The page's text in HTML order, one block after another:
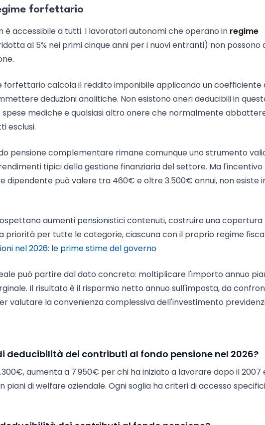
forfettario
è accessibile a tutti. I lavoratori autonomi che operano in regime
al 5% nei primi cinque anni per i nuovi entranti) non possono
forfettario calcola il reddito imponibile applicando un coefficiente
deduzioni analitiche. Non esistono oneri deducibili in
mediche e qualsiasi altro onere che normalmente
esclusi.
pensione complementare rimane comunque uno strumento
tipici della gestione finanziaria del settore. Ma l'incentivo
dipendente può valere tra 460€ e oltre 3.500€ annui, non esiste
aumenti pensionistici contenuti, costruire una copertura
priorità per tutte le categorie, ciascuna con il proprio regime
nel 2026: le prime stime del governo
può partire dal dato concreto: moltiplicare l'importo annuo
Il risultato è il risparmio netto annuo sull'imposta, da
valutare la convenienza complessiva dell'investimento
deducibilità dei contributi al fondo pensione nel 2026?
aumenta a 7.950€ per chi ha iniziato a lavorare dopo il 2007
piani di welfare aziendale. Ogni soglia ha criteri di accesso